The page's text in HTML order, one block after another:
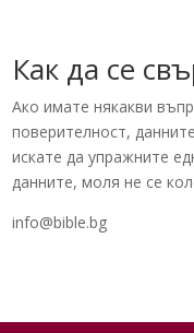
Как да се
Ако имате някакви
поверителност,
искате да упражните
данните, моля не се
info@bible.bg